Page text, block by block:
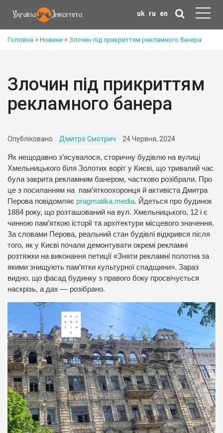
uk ru en
Головна > Новини > Злочин під прикриттям рекламного банера
Злочин під прикриттям
рекламного банера
Опубліковано Дмитро Смотрич 24 Червня, 2024
Як нещодавно з’ясувалося, сторичну будівлю на вулиці
Хмельницького біля Золотих воріт у Києві, що тривалий час
була закрита рекламним банером, частково розібрали. Про
це з посиланням на пам’яткоохоронця й активіста Дмитра
Перова повідомляє pragmatika.media. Йдеться про будинок
1884 року, що розташований на вул. Хмельницького, 12 і є
чинною пам’яткою історії та архітектури місцевого значення.
За словами Перова, реальний стан будівлі відкрився після
того, як у Києві почали демонтувати окремі рекламні
розтяжки на виконання петиції «Зняти рекламні полотна за
якими знищують пам’ятки культурної спадщини». Зараз
видно, що фасад будинку з правого боку просвічується
наскрізь, а дах — розібрано.